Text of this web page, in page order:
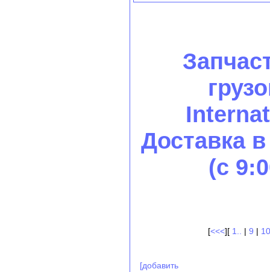
Доставка
(с
[<<<][ 1.. | 9 | 10
[добавить